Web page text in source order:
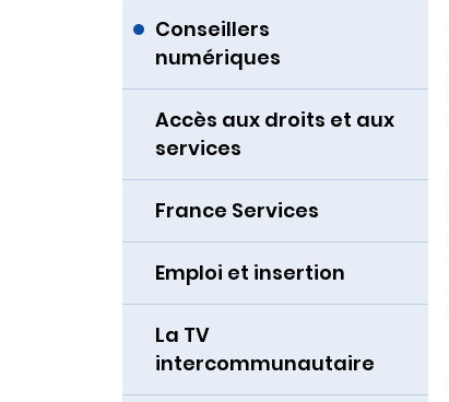
Conseillers
numériques
Accès aux droits et aux
services
France Services
Emploi et insertion
La TV
intercommunautaire